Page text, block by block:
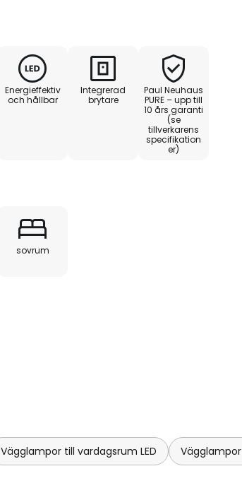
Energieffektiv
och hållbar
Integrerad
brytare
Paul Neuhaus
PURE – upp till
10 års garanti
(se
tillverkarens
specifikation
er)
sovrum
Vägglampor till vardagsrum LED